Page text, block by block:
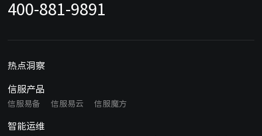
400-881-9891
热点洞察
信服产品
信服易备 信服易云 信服魔方
智能运维